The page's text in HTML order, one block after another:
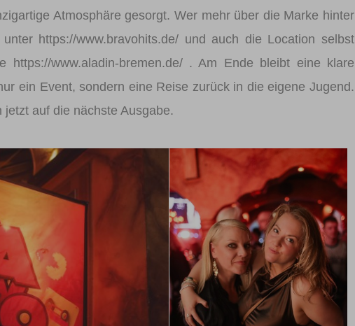
Atmosphäre gesorgt. Wer mehr über die Marke hinter
https://www.bravohits.de/ und auch die Location selbst
www.aladin-bremen.de/ . Am Ende bleibt eine klare
ein Event, sondern eine Reise zurück in die eigene Jugend.
auf die nächste Ausgabe.